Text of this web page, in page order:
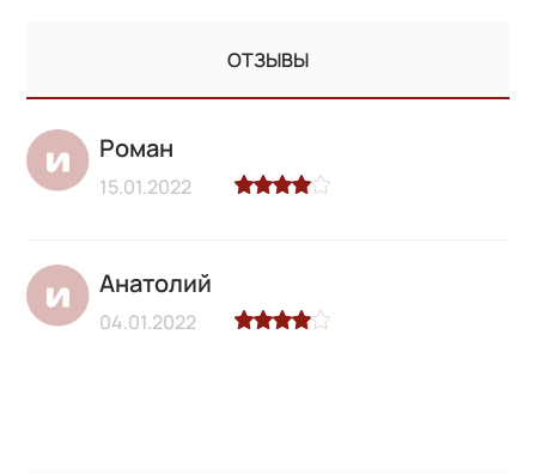
ОТЗЫВЫ
Роман
15.01.2022
Анатолий
04.01.2022